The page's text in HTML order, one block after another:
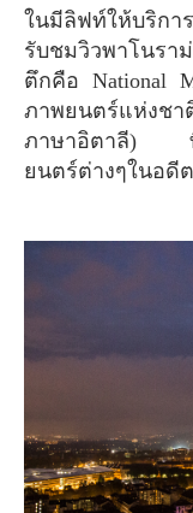
ในมีลิฟท์ให้บริกา
รับชมวิวพาโนรา
ตึกคือ National
ภาพยนตร์แห่งชาติ
ภาษาอิตาลี) ที่เ
ยนตร์ต่างๆในอดี